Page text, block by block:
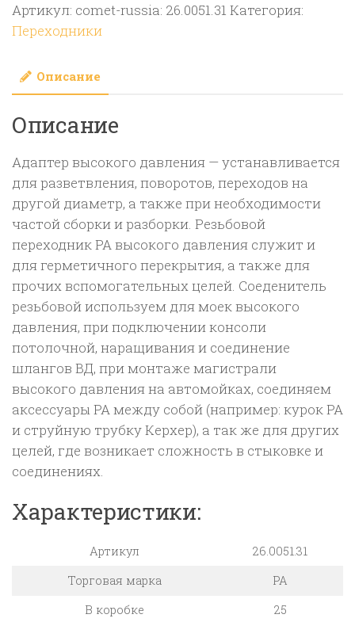
штуцер
M22х1,5;
1/4″
Артикул: comet-russia: 26.0051.31 Категория:
Переходники
Описание
Описание
Адаптер высокого давления — устанавливается
для разветвления, поворотов, переходов на
другой диаметр, а также при необходимости
частой сборки и разборки. Резьбовой
переходник PA высокого давления служит и
для герметичного перекрытия, а также для
прочих вспомогательных целей. Соеденитель
резьбовой используем для моек высокого
давления, при подключении консоли
потолочной, наращивания и соединение
шлангов ВД, при монтаже магистрали
высокого давления на автомойках, соединяем
аксессуары PA между собой (например: курок PA
и струйную трубку Керхер), а так же для других
целей, где возникает сложность в стыковке и
соединениях.
Характеристики:
Артикул
26.0051.31
Торговая марка
PA
В коробке
25